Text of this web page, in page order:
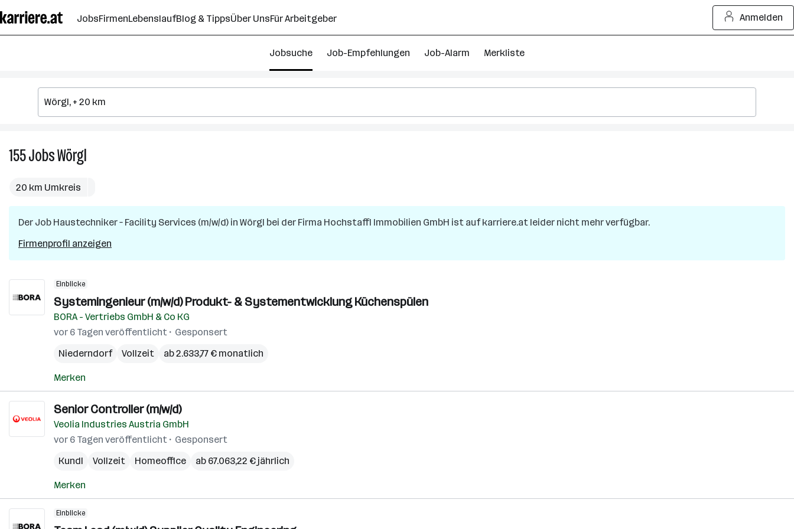
Seiteninhalt
springen
JobsFirmenLebenslaufBlog & TippsÜber UnsFür Arbeitgeber Anmelden
Jobsuche Job-Empfehlungen Job-Alarm Merkliste
155JobsWörgl
20 km Umkreis
Der Job Haustechniker – Facility Services (m/w/d) in Wörgl bei der Firma Hochstaffl Immobilien GmbH ist auf karriere.at leider nicht mehr verfügbar.
Firmenprofil anzeigen
Einblicke
Systemingenieur (m/w/d) Produkt- & Systementwicklung Küchenspülen
BORA - Vertriebs GmbH & Co KG
vor 6 Tagen veröffentlicht
Gesponsert
Niederndorf
Vollzeit ab 2.633,77 € monatlich
Merken
Senior Controller (m/w/d)
Veolia Industries Austria GmbH
vor 6 Tagen veröffentlicht
Gesponsert
Kundl
Vollzeit Homeoffice ab 67.063,22 € jährlich
Merken
Einblicke